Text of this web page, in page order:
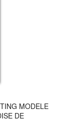
MODELE
DE